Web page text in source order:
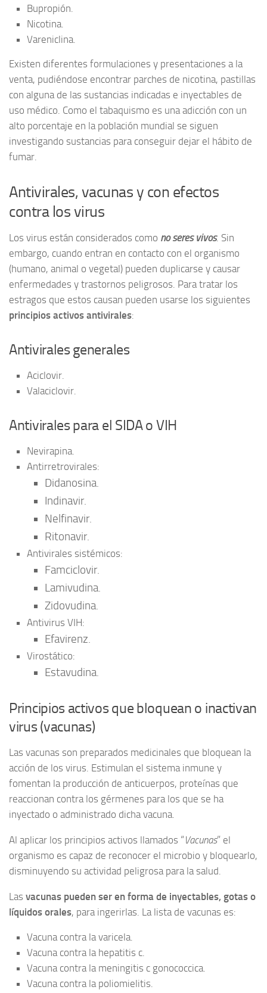
Bupropión.
Nicotina.
Vareniclina.
Existen diferentes formulaciones y presentaciones a la
venta, pudiéndose encontrar parches de nicotina, pastillas
con alguna de las sustancias indicadas e inyectables de
uso médico. Como el tabaquismo es una adicción con un
alto porcentaje en la población mundial se siguen
investigando sustancias para conseguir dejar el hábito de
fumar.
Antivirales, vacunas y con efectos
contra los virus
Los virus están considerados como no seres vivos. Sin
embargo, cuando entran en contacto con el organismo
(humano, animal o vegetal) pueden duplicarse y causar
enfermedades y trastornos peligrosos. Para tratar los
estragos que estos causan pueden usarse los siguientes
principios activos antivirales:
Antivirales generales
Aciclovir.
Valaciclovir.
Antivirales para el SIDA o VIH
Nevirapina.
Antirretrovirales:
Didanosina.
Indinavir.
Nelfinavir.
Ritonavir.
Antivirales sistémicos:
Famciclovir.
Lamivudina.
Zidovudina.
Antivirus VIH:
Efavirenz.
Virostático:
Estavudina.
Principios activos que bloquean o inactivan
virus (vacunas)
Las vacunas son preparados medicinales que bloquean la
acción de los virus. Estimulan el sistema inmune y
fomentan la producción de anticuerpos, proteínas que
reaccionan contra los gérmenes para los que se ha
inyectado o administrado dicha vacuna.
Al aplicar los principios activos llamados “ Vacunas” el
organismo es capaz de reconocer el microbio y bloquearlo,
disminuyendo su actividad peligrosa para la salud.
Las vacunas pueden ser en forma de inyectables, gotas o
líquidos orales, para ingerirlas. La lista de vacunas es:
Vacuna contra la varicela.
Vacuna contra la hepatitis c.
Vacuna contra la meningitis c gonococcica.
Vacuna contra la poliomielitis.